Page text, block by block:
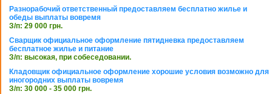
Разнорабочий ответственный предоставляем бесплатно жилье и
обеды выплаты вовремя
З/п: 29 000 грн.
Сварщик официальное оформление пятидневка предоставляем
бесплатное жилье и питание
З/п: высокая, при собеседовании.
Кладовщик официальное оформление хорошие условия возможно для
иногородних выплаты вовремя
З/п: 30 000 - 35 000 грн.